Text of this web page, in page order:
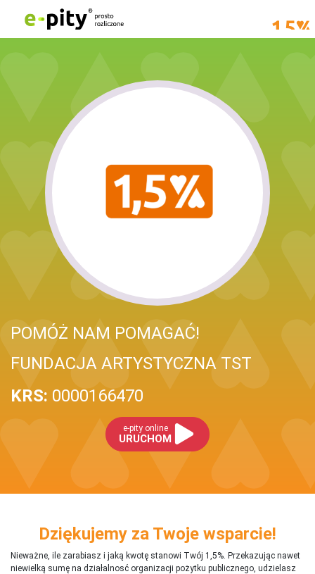
POMÓŻ NAM POMAGAĆ!
FUNDACJA ARTYSTYCZNA TST
KRS: 0000166470
e-pity online
URUCHOM
Dziękujemy za Twoje wsparcie!
Nieważne, ile zarabiasz i jaką kwotę stanowi Twój 1,5%. Przekazując nawet
niewielką sumę na działalnosć organizacji pożytku publicznego, udzielasz